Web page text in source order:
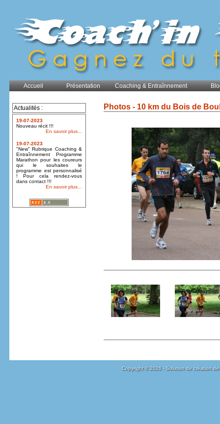
Accueil Présentation Coaching & Entraînnement
Actualités :
19-07-2023
Nouveau récit !!!
En savoir plus...
19-07-2023
"New" Rubrique Coaching &
Entraînnement Programme
Marathon pour les coureurs
qui le souhaites le
programme est personnalisé
! Pour cela rendez-vous
dans contact !!!
En savoir plus...
Photos - 10 km du Bois de
Copyright © 2026 - Solution de création